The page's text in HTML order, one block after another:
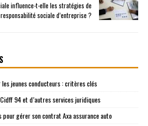
influence-t-elle les stratégies de
responsabilité sociale d’entreprise ?
les jeunes conducteurs : critères clés
94 et d’autres services juridiques
gérer son contrat Axa assurance auto